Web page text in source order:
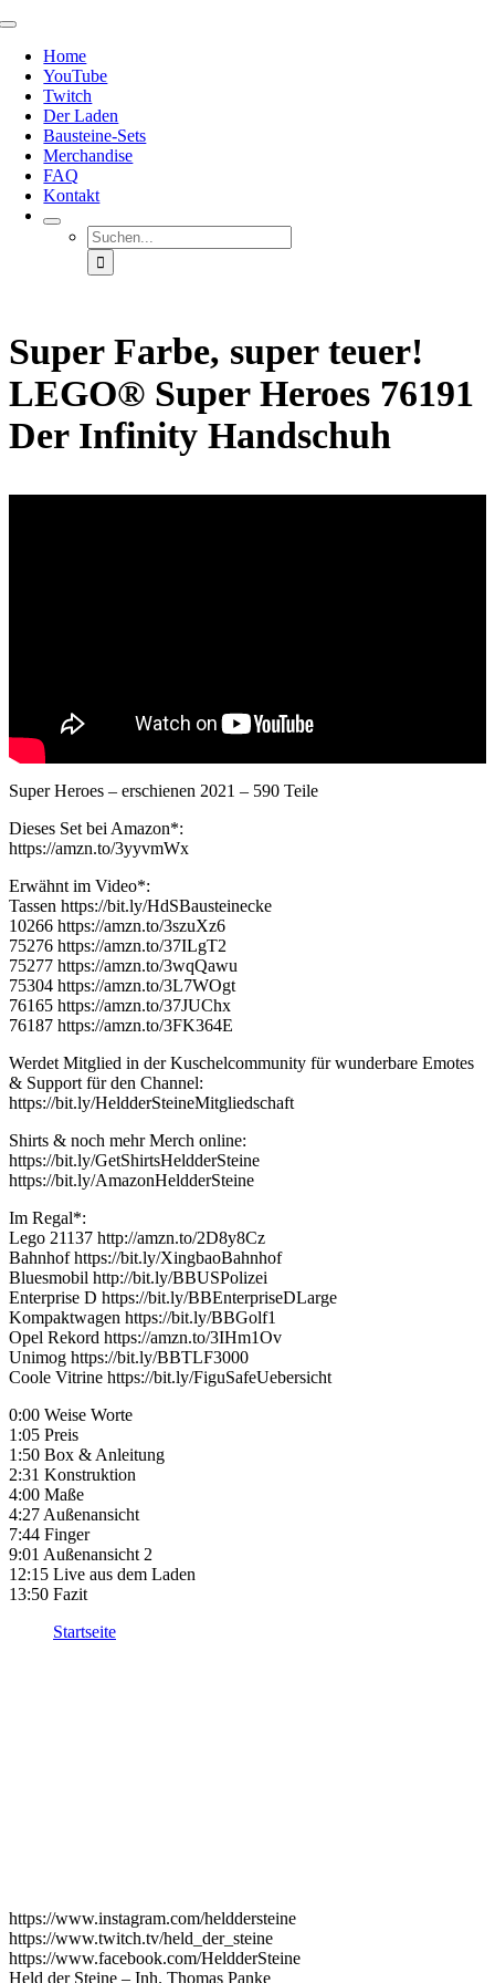
Zum
springen
Toggle
NavigationHome
YouTube
Twitch
Der Laden
Bausteine-Sets
Merchandise
FAQ
Kontakt
Suche
nach:
Super Farbe, super teuer!
LEGO® Super Heroes 76191
Der Infinity Handschuh
Super Heroes – erschienen 2021 – 590 Teile
Dieses Set bei Amazon*:
https://amzn.to/3yyvmWx
Erwähnt im Video*:
Tassen https://bit.ly/HdSBausteinecke
10266 https://amzn.to/3szuXz6
75276 https://amzn.to/37ILgT2
75277 https://amzn.to/3wqQawu
75304 https://amzn.to/3L7WOgt
76165 https://amzn.to/37JUChx
76187 https://amzn.to/3FK364E
Werdet Mitglied in der Kuschelcommunity für wunderbare Emotes
& Support für den Channel:
https://bit.ly/HeldderSteineMitgliedschaft
Shirts & noch mehr Merch online:
https://bit.ly/GetShirtsHeldderSteine
https://bit.ly/AmazonHeldderSteine
Im Regal*:
Lego 21137 http://amzn.to/2D8y8Cz
Bahnhof https://bit.ly/XingbaoBahnhof
Bluesmobil http://bit.ly/BBUSPolizei
Enterprise D https://bit.ly/BBEnterpriseDLarge
Kompaktwagen https://bit.ly/BBGolf1
Opel Rekord https://amzn.to/3IHm1Ov
Unimog https://bit.ly/BBTLF3000
Coole Vitrine https://bit.ly/FiguSafeUebersicht
0:00 Weise Worte
1:05 Preis
1:50 Box & Anleitung
2:31 Konstruktion
4:00 Maße
4:27 Außenansicht
7:44 Finger
9:01 Außenansicht 2
12:15 Live aus dem Laden
13:50 Fazit
Startseite
https://www.instagram.com/helddersteine
https://www.twitch.tv/held_der_steine
https://www.facebook.com/HeldderSteine
Held der Steine – Inh. Thomas Panke